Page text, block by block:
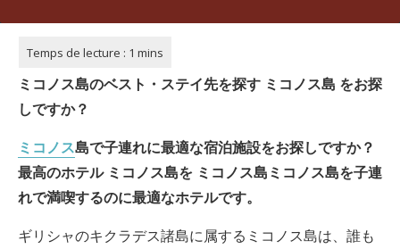
ミコノス島のベスト・ステイ先を探す ミコノス島 をお探
しですか？
ミコノス島で子連れに最適な宿泊施設をお探しですか？
最高のホテル ミコノス島を ミコノス島ミコノス島を子連
れで満喫するのに最適なホテルです。
ギリシャのキクラデス諸島に属するミコノス島は、誰も